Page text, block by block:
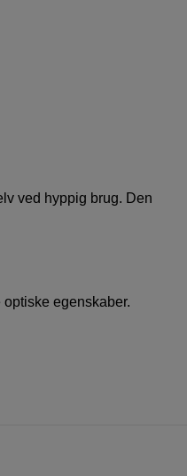
ved hyppig brug. Den
egenskaber.